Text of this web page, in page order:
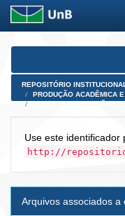
Skip
REPOSITÓRIO
PRODUÇÃO ACADÊMICA
Use este identificador
http://
Arquivos associados a